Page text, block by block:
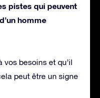
pistes qui peuvent
homme
vos besoins et qu’il
peut être un signe